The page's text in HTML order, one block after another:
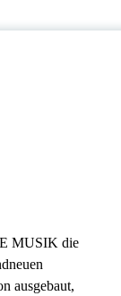
MUSIK die
ausgebaut,